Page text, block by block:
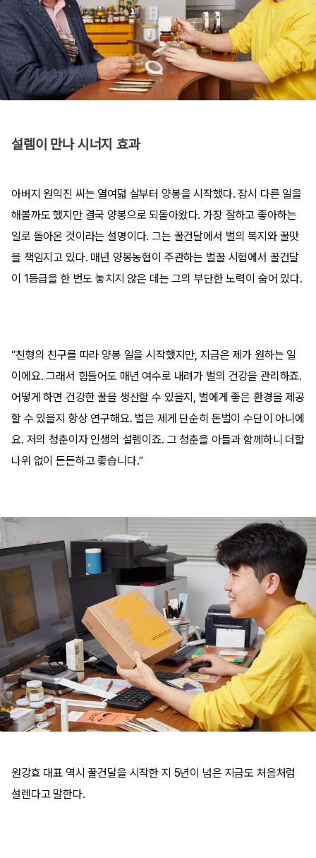
설렘이 만나 시너지 효과
아버지 원익진 씨는 열여덟 살부터 양봉을 시작했다. 잠시 다른 일을
해볼까도 했지만 결국 양봉으로 되돌아왔다. 가장 잘하고 좋아하는
일로 돌아온 것이라는 설명이다. 그는 꿀건달에서 벌의 복지와 꿀맛
을 책임지고 있다. 매년 양봉농협이 주관하는 벌꿀 시험에서 꿀건달
이 1등급을 한 번도 놓치지 않은 데는 그의 부단한 노력이 숨어 있다.
“친형의 친구를 따라 양봉 일을 시작했지만, 지금은 제가 원하는 일
이에요. 그래서 힘들어도 매년 여수로 내려가 벌의 건강을 관리하죠.
어떻게 하면 건강한 꿀을 생산할 수 있을지, 벌에게 좋은 환경을 제공
할 수 있을지 항상 연구해요. 벌은 제게 단순히 돈벌이 수단이 아니에
요. 저의 청춘이자 인생의 설렘이죠. 그 청춘을 아들과 함께하니 더할
나위 없이 든든하고 좋습니다.”
원강효 대표 역시 꿀건달을 시작한 지 5년이 넘은 지금도 처음처럼
설렌다고 말한다.